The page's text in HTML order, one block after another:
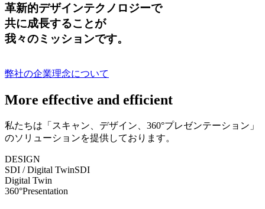
革新的デザインテクノロジーで
共に成長することが
我々のミッションです。
弊社の企業理念について
More effective and efficient
私たちは「スキャン、デザイン、360°プレゼンテーション」
のソリューションを提供しております。
DESIGN
SDI / Digital TwinSDI
Digital Twin
360°Presentation